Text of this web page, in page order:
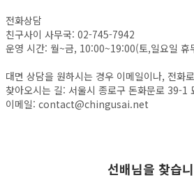
전화상담
친구사이 사무국: 02-745-7942
운영 시간: 월~금, 10:00~19:00(토,일요일 휴
대면 상담을 원하시는 경우 이메일이나, 전화
찾아오시는 길: 서울시 종로구 돈화문로 39-1
이메일: contact@chingusai.net
선배님을 찾습